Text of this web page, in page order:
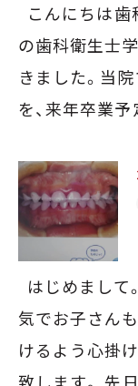
こんにちは歯
の歯科衛生士
きました。当
を、来年卒業
はじめまして
気でお子さん
けるよう心掛